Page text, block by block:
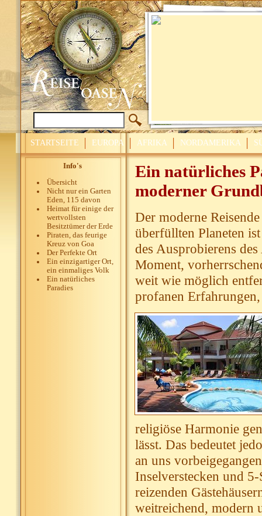
STARTSEITE EUROPA AFRIKA NORDAMERIKA
Info's
Übersicht
Nicht nur ein Garten
Eden, 115 davon
Heimat für einige der
wertvollsten
Besitztümer der Erde
Piraten, das feurige
Kreuz von Goa
Der Perfekte Ort
Ein einzigartiger Ort,
ein einmaliges Volk
Ein natürliches
Paradies
Ein natürliches
moderner
Der moderne
überfüllten Planeten
des Ausprobierens
Moment,
weit wie möglich
profanen
religiöse Harmonie
lässt. Das bedeutet
an uns
Inselverstecken und
reizenden
weitreichend, modern